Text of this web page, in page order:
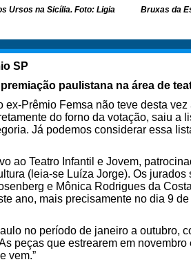
Bruxas da
Ursos na Sicília. Foto: Ligia
SP
paulistana na área de
Prêmio Femsa não teve desta
do forno da votação, saiu a
Já podemos considerar essa
ao Teatro Infantil e Jovem,
(leia-se Luíza Jorge). Os jurados
e Mônica Rodrigues da
ano, mais precisamente no dia 9
no período de janeiro a outubro,
peças que estrearem em
vem.”